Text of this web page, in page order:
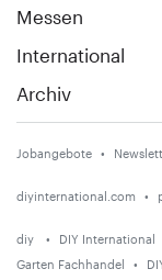
Messen
International
Archiv
Jobangebote
diyinternational.com
diy DIY International
Garten Fachhandel